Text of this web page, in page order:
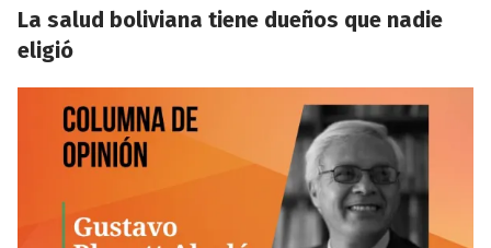
La salud boliviana tiene dueños que nadie
eligió